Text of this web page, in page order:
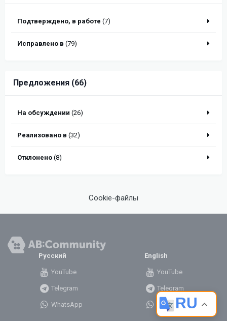
Подтверждено, в работе (7)
Исправлено в (79)
Предложения (66)
На обсуждении (26)
Реализовано в (32)
Отклонено (8)
Cookie-файлы
RU
Русский
YouTube
Telegram
WhatsApp
English
YouTube
Telegram
WhatsApp